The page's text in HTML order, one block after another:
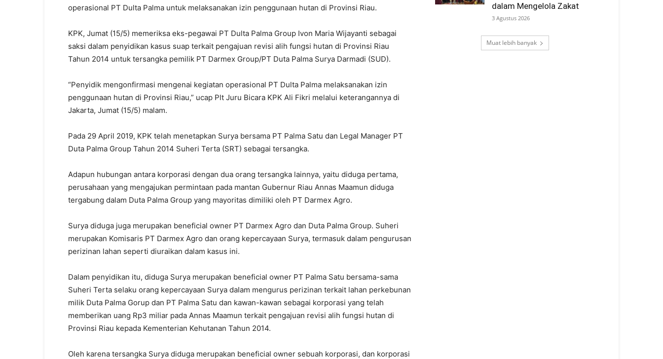
operasional PT Dulta Palma untuk melaksanakan izin penggunaan hutan di Provinsi Riau.
KPK, Jumat (15/5) memeriksa eks-pegawai PT Dulta Palma Group Ivon Maria Wijayanti sebagai
saksi dalam penyidikan kasus suap terkait pengajuan revisi alih fungsi hutan di Provinsi Riau
Tahun 2014 untuk tersangka pemilik PT Darmex Group/PT Duta Palma Surya Darmadi (SUD).
“Penyidik mengonfirmasi mengenai kegiatan operasional PT Dulta Palma melaksanakan izin
penggunaan hutan di Provinsi Riau,” ucap Plt Juru Bicara KPK Ali Fikri melalui keterangannya di
Jakarta, Jumat (15/5) malam.
Pada 29 April 2019, KPK telah menetapkan Surya bersama PT Palma Satu dan Legal Manager PT
Duta Palma Group Tahun 2014 Suheri Terta (SRT) sebagai tersangka.
Adapun hubungan antara korporasi dengan dua orang tersangka lainnya, yaitu diduga pertama,
perusahaan yang mengajukan permintaan pada mantan Gubernur Riau Annas Maamun diduga
tergabung dalam Duta Palma Group yang mayoritas dimiliki oleh PT Darmex Agro.
Surya diduga juga merupakan beneficial owner PT Darmex Agro dan Duta Palma Group. Suheri
merupakan Komisaris PT Darmex Agro dan orang kepercayaan Surya, termasuk dalam pengurusan
perizinan lahan seperti diuraikan dalam kasus ini.
Dalam penyidikan itu, diduga Surya merupakan beneficial owner PT Palma Satu bersama-sama
Suheri Terta selaku orang kepercayaan Surya daIam mengurus perizinan terkait lahan perkebunan
milik Duta Palma Gorup dan PT Palma Satu dan kawan-kawan sebagai korporasi yang telah
memberikan uang Rp3 miliar pada Annas Maamun terkait pengajuan revisi alih fungsi hutan di
Provinsi Riau kepada Kementerian Kehutanan Tahun 2014.
Oleh karena tersangka Surya diduga merupakan beneficial owner sebuah korporasi, dan korporasi
dalam Mengelola Zakat
3 Agustus 2026
Muat lebih banyak